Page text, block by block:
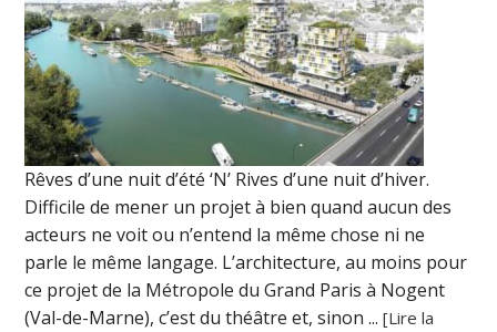
Rêves d’une nuit d’été ‘N’ Rives d’une nuit d’hiver.
Difficile de mener un projet à bien quand aucun des
acteurs ne voit ou n’entend la même chose ni ne
parle le même langage. L’architecture, au moins pour
ce projet de la Métropole du Grand Paris à Nogent
(Val-de-Marne), c’est du théâtre et, sinon ...[Lire la